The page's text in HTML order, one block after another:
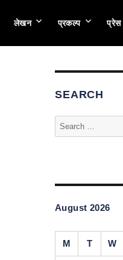
लेखन प्रकल्प प्रेस
SEARCH
Search
for:
August 2026
M T W